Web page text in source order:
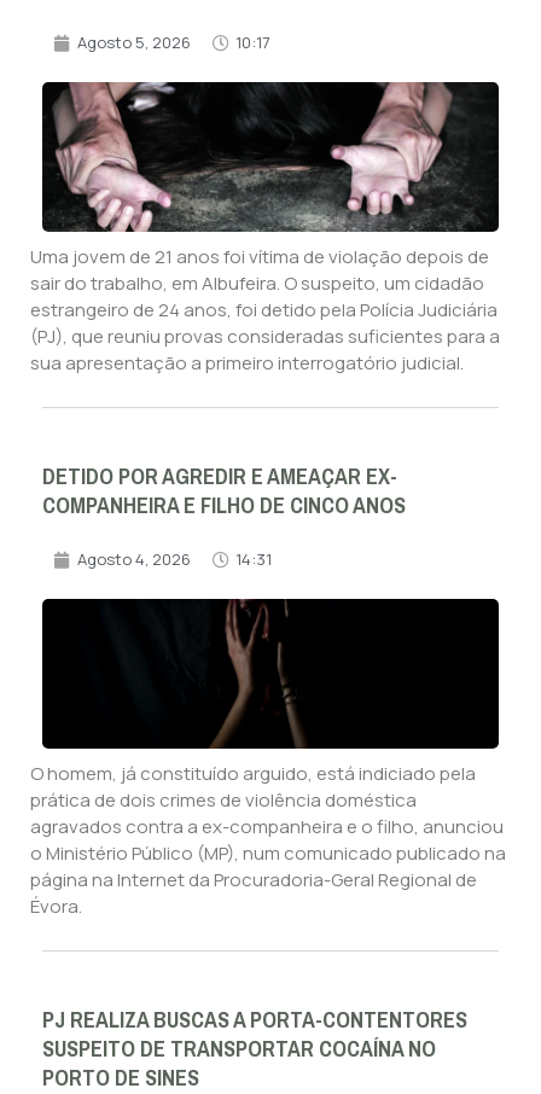
Agosto 5, 2026 10:17
Uma jovem de 21 anos foi vítima de violação depois de
sair do trabalho, em Albufeira. O suspeito, um cidadão
estrangeiro de 24 anos, foi detido pela Polícia Judiciária
(PJ), que reuniu provas consideradas suficientes para a
sua apresentação a primeiro interrogatório judicial.
DETIDO POR AGREDIR E AMEAÇAR EX-
COMPANHEIRA E FILHO DE CINCO ANOS
Agosto 4, 2026 14:31
O homem, já constituído arguido, está indiciado pela
prática de dois crimes de violência doméstica
agravados contra a ex-companheira e o filho, anunciou
o Ministério Público (MP), num comunicado publicado na
página na Internet da Procuradoria-Geral Regional de
Évora.
PJ REALIZA BUSCAS A PORTA-CONTENTORES
SUSPEITO DE TRANSPORTAR COCAÍNA NO
PORTO DE SINES